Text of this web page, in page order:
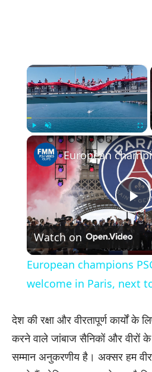
×
Play Unmute
Watch on
European champions
welcome in Paris, next
देश की रक्षा और वीरतापूर्ण कार्यों के
करने वाले जांबाज सैनिकों और वीरों
सम्मान अनुकरणीय है। अक्सर हम